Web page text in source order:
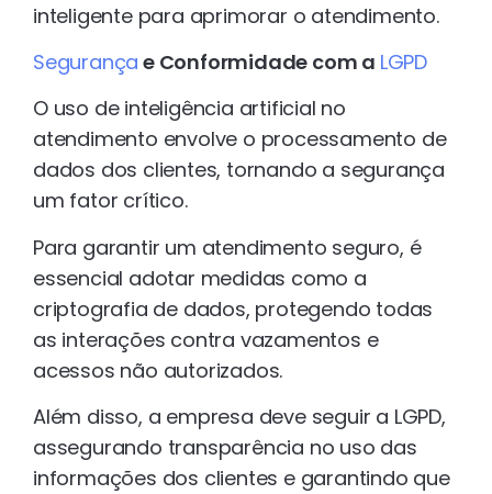
inteligente para aprimorar o atendimento.
Segurança e Conformidade com a LGPD
O uso de inteligência artificial no
atendimento envolve o processamento de
dados dos clientes, tornando a segurança
um fator crítico.
Para garantir um atendimento seguro, é
essencial adotar medidas como a
criptografia de dados, protegendo todas
as interações contra vazamentos e
acessos não autorizados.
Além disso, a empresa deve seguir a LGPD,
assegurando transparência no uso das
informações dos clientes e garantindo que